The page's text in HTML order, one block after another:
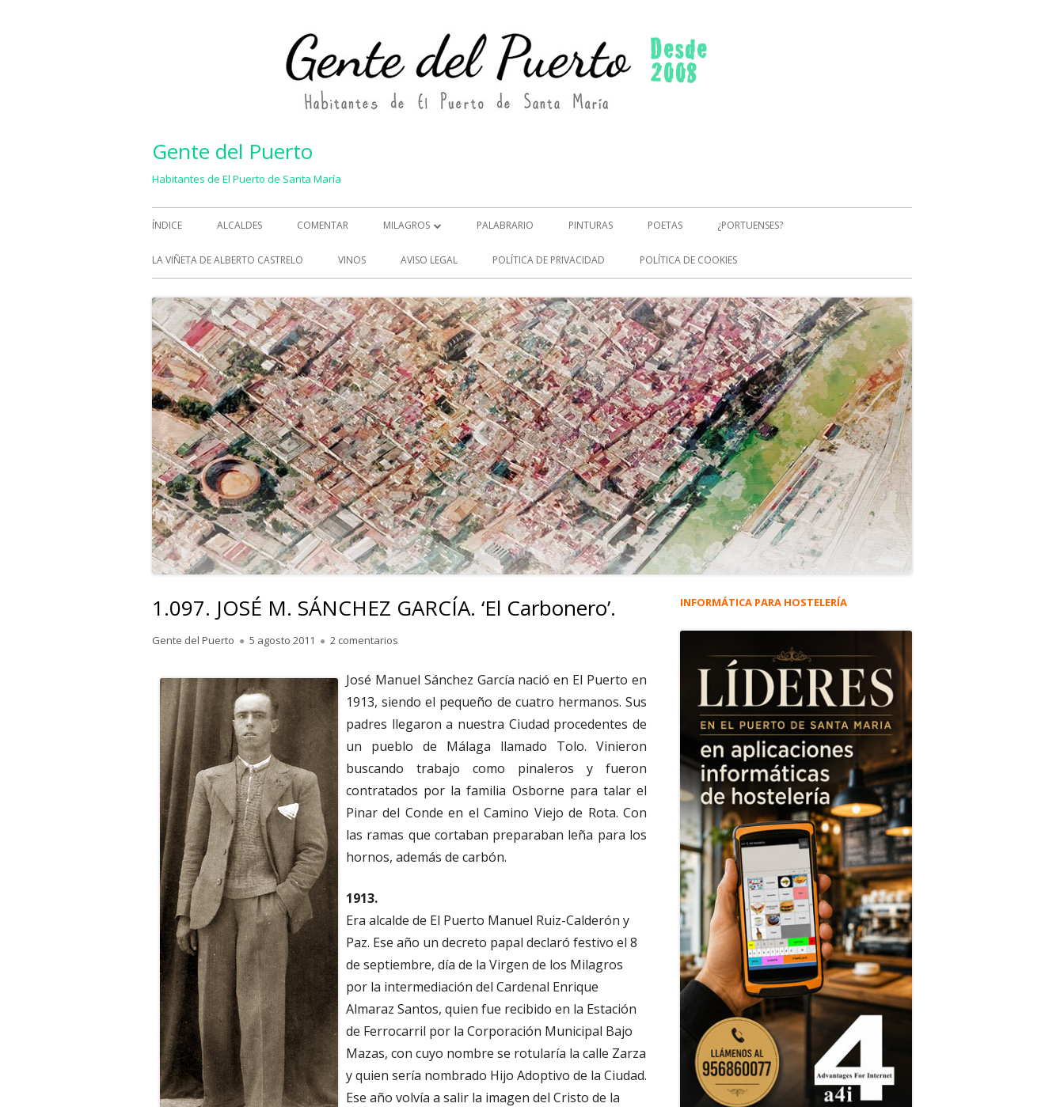
Gente del Puerto
Habitantes de El Puerto de Santa María
Menú
principal
ÍNDICE ALCALDES COMENTAR MILAGROS
MILAGROS (2)
PALABRARIO PINTURAS POETAS ¿PORTUENSES?
LA VIÑETA DE ALBERTO CASTRELO VINOS AVISO LEGAL POLÍTICA DE PRIVACIDAD POLÍTICA DE COOKIES
1.097. JOSÉ M. SÁNCHEZ GARCÍA. ‘El Carbonero’.
Autor
Gente del Puerto
Publicado
5 agosto 2011 2 comentarios
José Manuel Sánchez García nació en El Puerto en
1913, siendo el pequeño de cuatro hermanos. Sus
padres llegaron a nuestra Ciudad procedentes de
un pueblo de Málaga llamado Tolo. Vinieron
buscando trabajo como pinaleros y fueron
contratados por la familia Osborne para talar el
Pinar del Conde en el Camino Viejo de Rota. Con
las ramas que cortaban preparaban leña para los
hornos, además de carbón.
1913.
Era alcalde de El Puerto Manuel Ruiz-Calderón y
Paz. Ese año un decreto papal declaró festivo el 8
de septiembre, día de la Virgen de los Milagros
por la intermediación del Cardenal Enrique
Almaraz Santos, quien fue recibido en la Estación
de Ferrocarril por la Corporación Municipal Bajo
Mazas, con cuyo nombre se rotularía la calle Zarza
y quien sería nombrado Hijo Adoptivo de la Ciudad.
Ese año volvía a salir la imagen del Cristo de la
Barra
principal
INFORMÁTICA PARA HOSTELERÍA